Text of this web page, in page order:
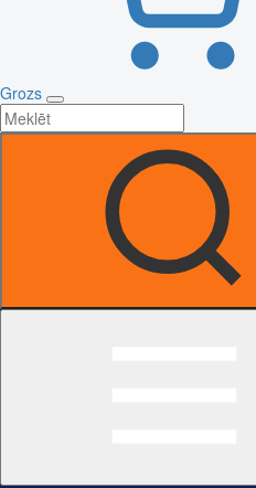
Grozs